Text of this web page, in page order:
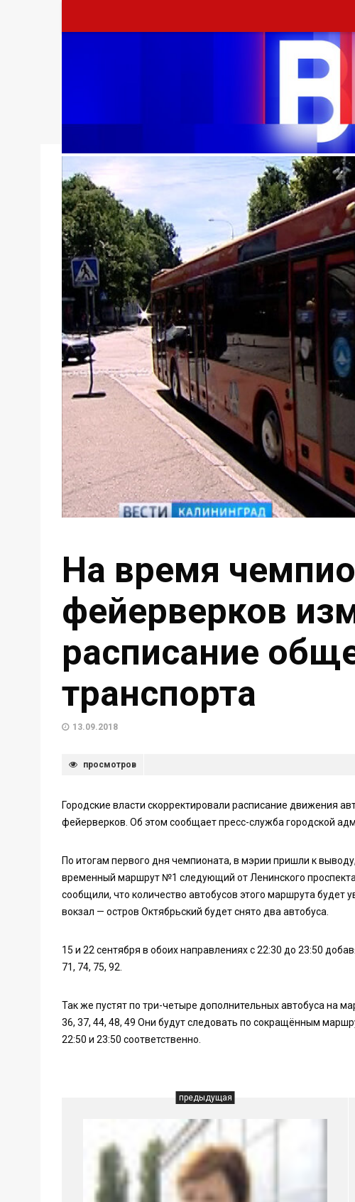
На время
фейерверков
расписание
транспорта
13.09.2018
просмотров
Городские власти скорректировали расписание движения
фейерверков. Об этом сообщает пресс-служба городской
По итогам первого дня чемпионата, в мэрии пришли к
временный маршрут №1 следующий от Ленинского
сообщили, что количество автобусов этого маршрута
вокзал — остров Октябрьский будет снято два автобуса.
15 и 22 сентября в обоих направлениях с 22:30 до 23:50
71, 74, 75, 92.
Так же пустят по три-четыре дополнительных автобуса на
36, 37, 44, 48, 49 Они будут следовать по сокращённым
22:50 и 23:50 соответственно.
предыдущая